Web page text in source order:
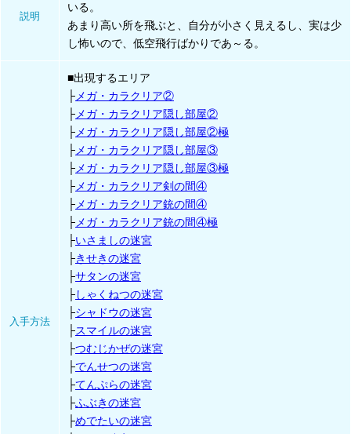
説明
いる。
あまり高い所を飛ぶと、自分が小さく見えるし、実は少
し怖いので、低空飛行ばかりであ～る。
入手方法
■出現するエリア
├ メガ・カラクリア②
├ メガ・カラクリア隠し部屋②
├ メガ・カラクリア隠し部屋②極
├ メガ・カラクリア隠し部屋③
├ メガ・カラクリア隠し部屋③極
├ メガ・カラクリア剣の間④
├ メガ・カラクリア銃の間④
├ メガ・カラクリア銃の間④極
├いさましの迷宮
├きせきの迷宮
├サタンの迷宮
├しゃくねつの迷宮
├シャドウの迷宮
├スマイルの迷宮
├つむじかぜの迷宮
├でんせつの迷宮
├てんぷらの迷宮
├ふぶきの迷宮
├めでたいの迷宮